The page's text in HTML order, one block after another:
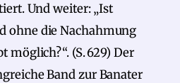
Und weiter: „Ist
ohne die Nachahmung
möglich?“. (S. 629) Der
Band zur Banater